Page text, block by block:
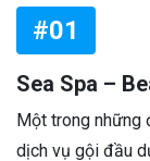
#01
Sea Spa –
Một trong những
dịch vụ gội đầu